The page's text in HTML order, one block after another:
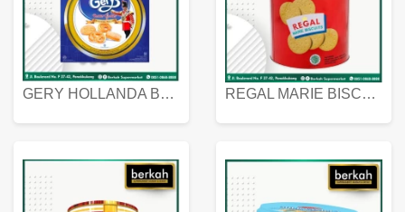
GERY HOLLANDA BUTTER COOKIES 450 GRAM REGAL MARIE BISCUIT KALENG 550 GRAM